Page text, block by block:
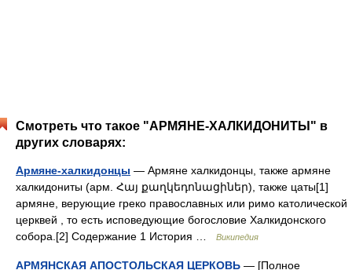
Смотреть что такое "АРМЯНЕ-ХАЛКИДОНИТЫ" в
других словарях:
Армяне-халкидонцы — Армяне халкидонцы, также армяне
халкидониты (арм. Հայ քաղկեդոնացիներ), также цаты[1]
армяне, верующие греко православных или римо католической
церквей , то есть исповедующие богословие Халкидонского
собора.[2] Содержание 1 История …
Википедия
АРМЯНСКАЯ АПОСТОЛЬСКАЯ ЦЕРКОВЬ — [Полное